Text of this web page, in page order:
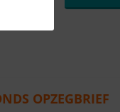
OPZEGBRIEF